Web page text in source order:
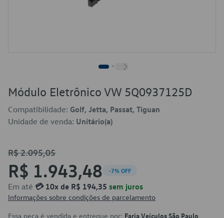
Módulo Eletrônico VW 5Q0937125D
Compatibilidade: Golf, Jetta, Passat, Tiguan
Unidade de venda: Unitário(a)
R$ 2.095,05
R$ 1.943,48 -7% OFF
Em até 💳 10x de R$ 194,35 sem juros
Informações sobre condições de parcelamento
Essa peça é vendida e entregue por: Faria Veículos São Paulo